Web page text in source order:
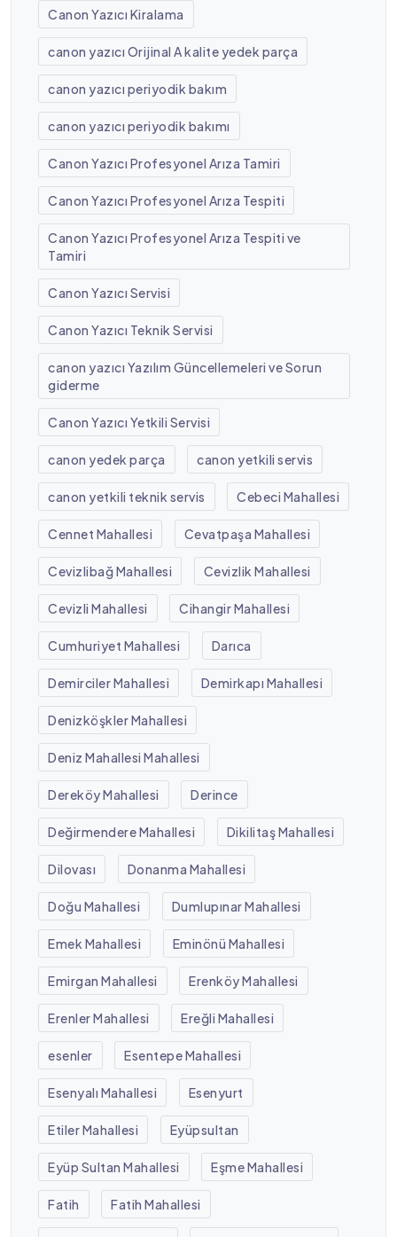
Canon Yazıcı Kiralama
canon yazıcı Orijinal A kalite yedek parça
canon yazıcı periyodik bakım
canon yazıcı periyodik bakımı
Canon Yazıcı Profesyonel Arıza Tamiri
Canon Yazıcı Profesyonel Arıza Tespiti
Canon Yazıcı Profesyonel Arıza Tespiti ve
Tamiri
Canon Yazıcı Servisi
Canon Yazıcı Teknik Servisi
canon yazıcı Yazılım Güncellemeleri ve Sorun
giderme
Canon Yazıcı Yetkili Servisi
canon yedek parça canon yetkili servis
canon yetkili teknik servis Cebeci Mahallesi
Cennet Mahallesi Cevatpaşa Mahallesi
Cevizlibağ Mahallesi Cevizlik Mahallesi
Cevizli Mahallesi Cihangir Mahallesi
Cumhuriyet Mahallesi Darıca
Demirciler Mahallesi Demirkapı Mahallesi
Denizköşkler Mahallesi
Deniz Mahallesi Mahallesi
Dereköy Mahallesi Derince
Değirmendere Mahallesi Dikilitaş Mahallesi
Dilovası Donanma Mahallesi
Doğu Mahallesi Dumlupınar Mahallesi
Emek Mahallesi Eminönü Mahallesi
Emirgan Mahallesi Erenköy Mahallesi
Erenler Mahallesi Ereğli Mahallesi
esenler Esentepe Mahallesi
Esenyalı Mahallesi Esenyurt
Etiler Mahallesi Eyüpsultan
Eyüp Sultan Mahallesi Eşme Mahallesi
Fatih Fatih Mahallesi